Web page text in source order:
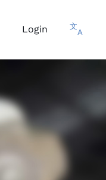
Login 文
A